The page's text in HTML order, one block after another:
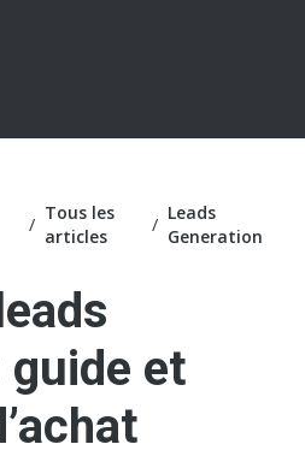
/
Tous les
articles
/
Leads
Generation
et